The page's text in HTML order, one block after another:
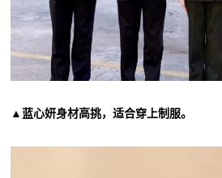
▲蓝心妍身材高挑，适合穿上制服。